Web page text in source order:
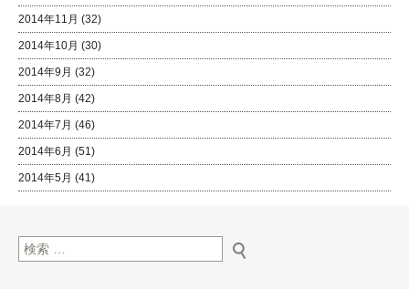
2014年11月 (32)
2014年10月 (30)
2014年9月 (32)
2014年8月 (42)
2014年7月 (46)
2014年6月 (51)
2014年5月 (41)
検索: